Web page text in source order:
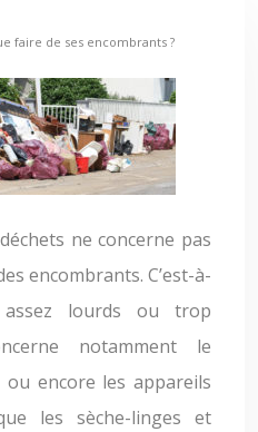
faire de ses encombrants ?
encombrants. C’est-à-
lourds ou trop
notamment le
encore les appareils
les sèche-linges et